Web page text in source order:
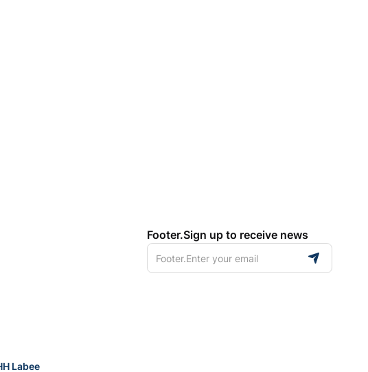
Footer.Sign up to receive news
Labee